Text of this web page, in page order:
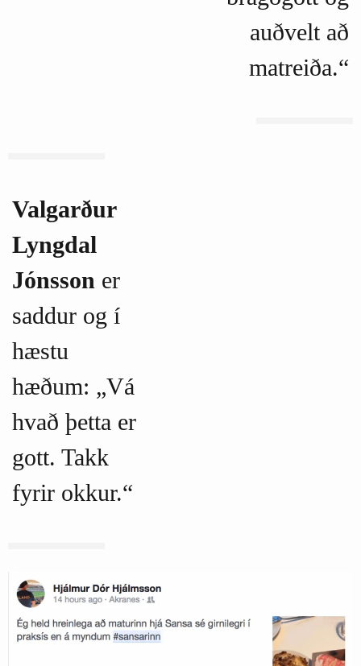
auðvelt að
matreiða.“
Valgarður
Lyngdal
Jónsson er
saddur og í
hæstu
hæðum: „Vá
hvað þetta er
gott. Takk
fyrir okkur.“